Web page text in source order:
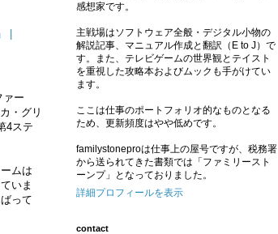
|
ァー
・グリ
4ステ
ムは
いま
って
感想家です。
主戦場はソフトウェア全般・デジタル小物の
解説記事、マニュアル作成と翻訳（E to J）で
す。また、テレビゲームの世界観とテイスト
を重視した攻略本およびムックも手がけてい
ます。
ここは仕事のポートフォリオ的なものとなる
ため、更新頻度はやや低めです。
familystoneproは仕事上の屋号ですが、税務署
から送られてきた書類では「ファミリースト
ーンプ」となっておりました。
詳細プロフィールを表示
contact